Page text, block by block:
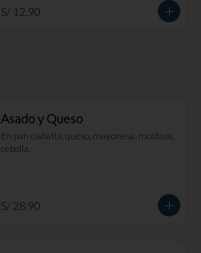
S/ 12.90
Asado y Queso
En pan ciabatta, queso, mayonesa, mostaza,
cebolla.
S/ 28.90